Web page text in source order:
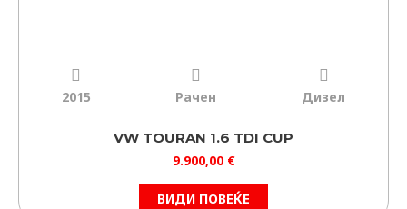
2015 Рачен Дизел
VW TOURAN 1.6 TDI CUP
9.900,00 €
ВИДИ ПОВЕЌЕ